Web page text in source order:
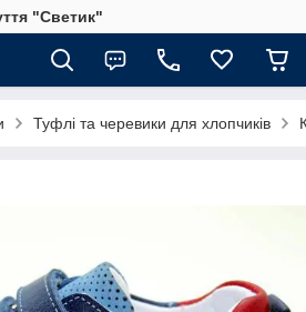
"Светик"
Туфлі та черевики для хлопчиків